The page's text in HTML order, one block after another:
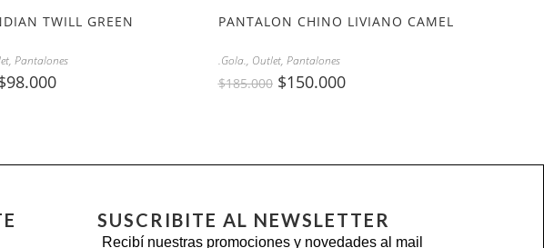
TWILL GREEN
,Pantalones
98.000
PANTALON CHINO LIVIANO CAMEL
.Gola., Outlet, Pantalones
$185.000 $150.000
SUSCRIBITE AL NEWSLETTER
Recibí nuestras promociones y novedades al mail